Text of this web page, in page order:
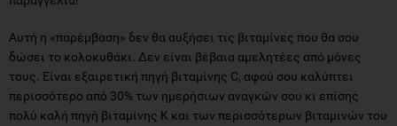
Αυτή η «παρέμβαση» δεν θα αυξήσει τις βιταμίνες που θα σου
δώσει το κολοκυθάκι. Δεν είναι βέβαια αμελητέες από μόνες
τους. Είναι εξαιρετική πηγή βιταμίνης C, αφού σου καλύπτει
περισσότερο από 30% των ημερήσιων αναγκών σου κι επίσης
πολύ καλή πηγή βιταμίνης Κ και των περισσότερων βιταμινών του